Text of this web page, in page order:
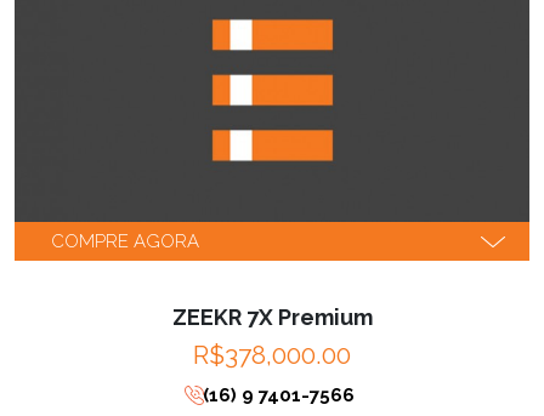
COMPRE AGORA
ZEEKR 7X Premium
R$378,000.00
(16) 9 7401-7566